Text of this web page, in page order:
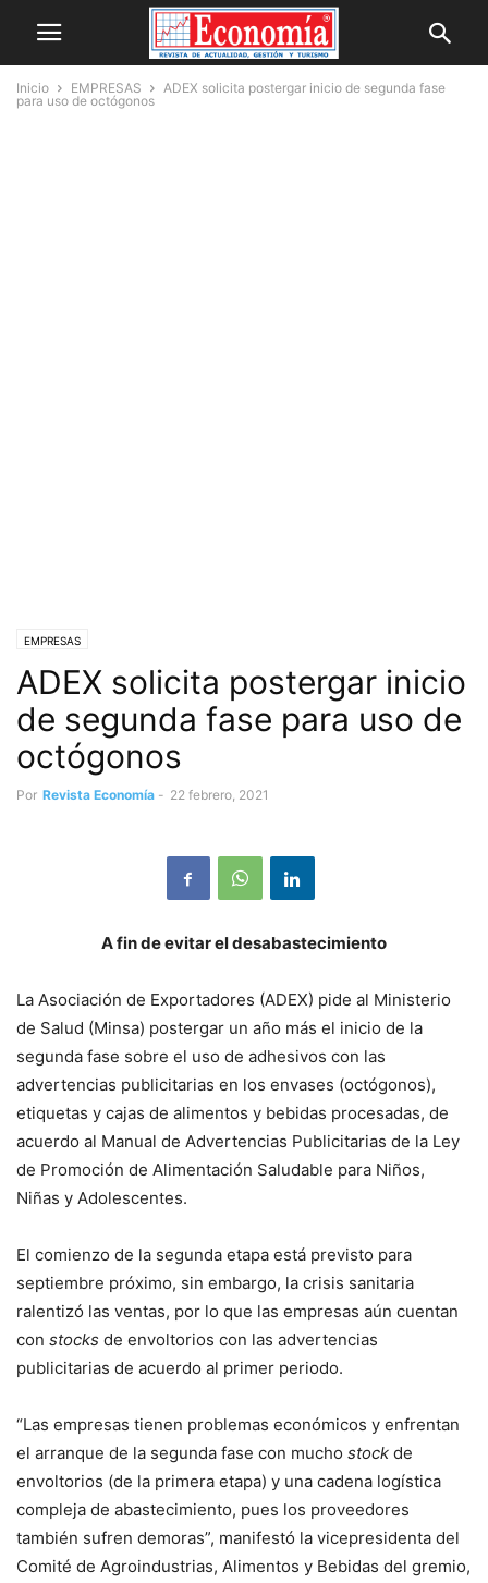
Inicio EMPRESAS
ADEX solicita postergar inicio de segunda fase
para uso de octógonos
EMPRESAS
ADEX solicita postergar inicio
de segunda fase para uso de
octógonos
Por Revista Economía - 22 febrero, 2021
A fin de evitar el desabastecimiento
La Asociación de Exportadores (ADEX) pide al Ministerio
de Salud (Minsa) postergar un año más el inicio de la
segunda fase sobre el uso de adhesivos con las
advertencias publicitarias en los envases (octógonos),
etiquetas y cajas de alimentos y bebidas procesadas, de
acuerdo al Manual de Advertencias Publicitarias de la Ley
de Promoción de Alimentación Saludable para Niños,
Niñas y Adolescentes.
El comienzo de la segunda etapa está previsto para
septiembre próximo, sin embargo, la crisis sanitaria
ralentizó las ventas, por lo que las empresas aún cuentan
con stocks de envoltorios con las advertencias
publicitarias de acuerdo al primer periodo.
“Las empresas tienen problemas económicos y enfrentan
el arranque de la segunda fase con mucho stock de
envoltorios (de la primera etapa) y una cadena logística
compleja de abastecimiento, pues los proveedores
también sufren demoras”, manifestó la vicepresidenta del
Comité de Agroindustrias, Alimentos y Bebidas del gremio,